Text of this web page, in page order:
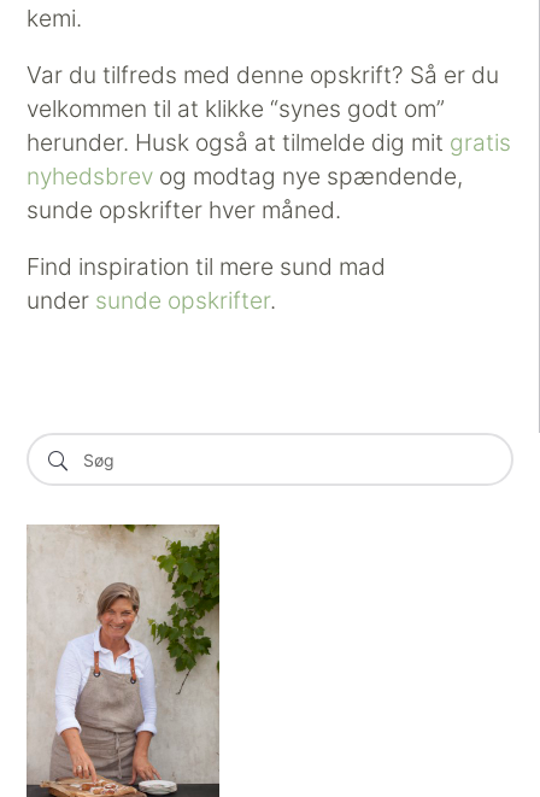
kemi.
Var du tilfreds med denne opskrift? Så er du
velkommen til at klikke “synes godt om”
herunder. Husk også at tilmelde dig mit gratis
nyhedsbrev og modtag nye spændende,
sunde opskrifter hver måned.
Find inspiration til mere sund mad
under sunde opskrifter.